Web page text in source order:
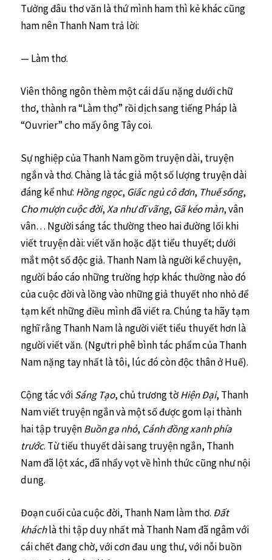
Tưởng đâu thơ văn là thứ mình ham thì kẻ khác cũng
ham nên Thanh Nam trả lời:
— Làm thơ.
Viên thông ngôn thèm một cái dấu nặng dưới chữ
thơ, thành ra “Làm thợ” rồi dịch sang tiếng Pháp là
“Ouvrier” cho mấy ông Tây coi.
Sự nghiệp của Thanh Nam gồm truyện dài, truyện
ngắn và thơ. Chàng là tác giả một số lượng truyện dài
đáng kể như: Hồng ngọc, Giấc ngủ cô đơn, Thuế sống,
Cho mượn cuộc đời,Xa như dĩ vãng, Gã kéo màn, vân
vân… Người sáng tác thường theo hai đường lối khi
viết truyện dài: viết văn hoặc đặt tiểu thuyết; dưới
mắt một số độc giả. Thanh Nam là người kể chuyện,
người báo cáo những trường hợp khác thường nào đó
của cuộc đời và lồng vào những giả thuyết nho nhỏ để
tạm kết những điều mình đã viết ra. Chúng ta hãy tạm
nghĩ rằng Thanh Nam là người viết tiểu thuyết hơn là
người viết văn. (Ngưtri phê bình tác phẩm của Thanh
Nam nặng tay nhất là tôi, lúc đó còn độc thân ở Huế).
Cộng tác vớiSáng Tạo, chủ trương tờHiện Đại, Thanh
Nam viết truyện ngắn và một số được gom lại thành
hai tập truyệnBuồn ga nhỏ, Cánh đồng xanh phía
trước. Từ tiếu thuyết dài sang truyện ngắn, Thanh
Nam đã lột xác, đã nhẩy vọt về hình thức cũng như nội
dung.
Đoạn cuối của cuộc đời, Thanh Nam làm thơ. Đất
kháchlà thi tập duy nhất mà Thanh Nam đã ngâm với
cái chết đang chờ, với cơn đau ung thư, với nỗi buồn